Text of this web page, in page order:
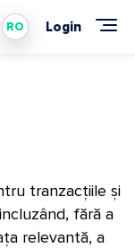
RO Login
tranzacțiile și
fără a
relevantă, a